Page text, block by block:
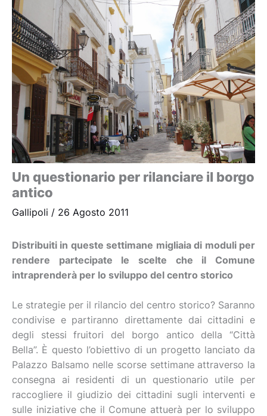
Un questionario per rilanciare il borgo
antico
Gallipoli / 26 Agosto 2011
Distribuiti in queste settimane migliaia di moduli per
rendere partecipate le scelte che il Comune
intraprenderà per lo sviluppo del centro storico
Le strategie per il rilancio del centro storico? Saranno
condivise e partiranno direttamente dai cittadini e
degli stessi fruitori del borgo antico della “Città
Bella”. È questo l’obiettivo di un progetto lanciato da
Palazzo Balsamo nelle scorse settimane attraverso la
consegna ai residenti di un questionario utile per
raccogliere il giudizio dei cittadini sugli interventi e
sulle iniziative che il Comune attuerà per lo sviluppo